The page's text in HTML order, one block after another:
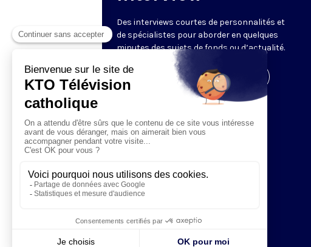
Des interviews courtes de personnalités et
de spécialistes pour aborder en quelques
minutes des sujets de fonds ou d’actualité.
Visiter la page de l'émission